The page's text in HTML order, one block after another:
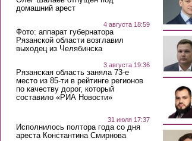
домашний арест
4 августа 18:59
Фото: аппарат губернатора
Рязанской области возглавил
выходец из Челябинска
3 августа 19:36
Рязанская область заняла 73-е
место из 85-ти в рейтинге регионов
по качеству дорог, который
составило «РИА Новости»
31 июля 17:37
Исполнилось полтора года со дня
ареста Константина Смирнова